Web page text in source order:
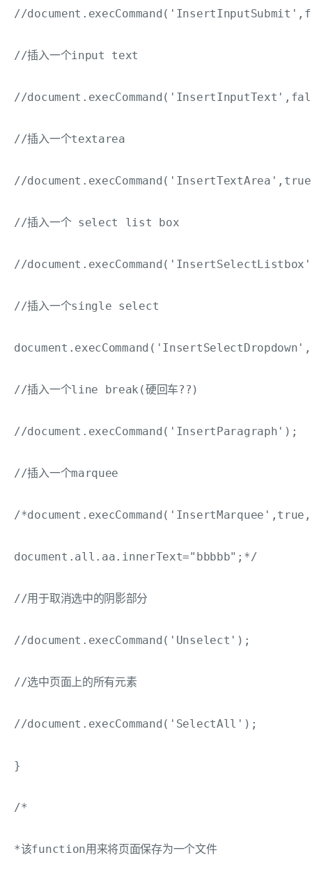
//
//插入一个input text
//
//插入一个textarea
//
//插入一个 select list box
//
//插入一个single select
//插入一个line break(硬回车??)
//document.execCommand('InsertParagraph');
//插入一个marquee
/
document.all.aa.innerText="bbbbb";*/
//用于取消选中的阴影部分
//document.execCommand('Unselect');
//选中页面上的所有元素
//document.execCommand('SelectAll');
}
/*
*该function用来将页面保存为一个文件